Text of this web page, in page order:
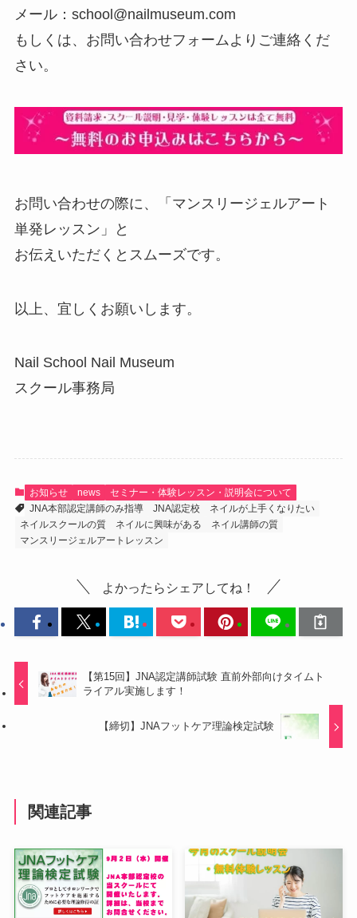
メール：school@nailmuseum.com
もしくは、お問い合わせフォームよりご連絡くだ
さい。
お問い合わせの際に、「マンスリージェルアート
単発レッスン」と
お伝えいただくとスムーズです。
以上、宜しくお願いします。
Nail School Nail Museum
スクール事務局
お知らせ news
セミナー・体験レッスン・説明会について
JNA本部認定講師のみ指導
JNA認定校
ネイルが上手くなりたい
ネイルスクールの質
ネイルに興味がある
ネイル講師の質
マンスリージェルアートレッスン
よかったらシェアしてね！
【第15回】JNA認定講師試験 直前外部向けタイムト
ライアル実施します！
【締切】JNAフットケア理論検定試験
関連記事